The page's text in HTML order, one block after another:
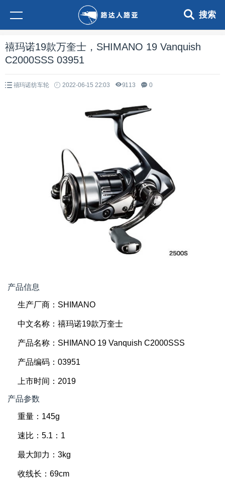
搜索
禧玛诺19款万奎士，SHIMANO 19 Vanquish
C2000SSS 03951
禧玛诺纺车轮 2022-06-15 22:03 9113 0
产品信息
生产厂商：SHIMANO
中文名称：禧玛诺19款万奎士
产品名称：SHIMANO 19 Vanquish C2000SSS
产品编码：03951
上市时间：2019
产品参数
重量：145g
速比：5.1：1
最大卸力：3kg
收线长：69cm